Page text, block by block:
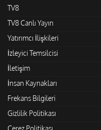
TV8
TV8 Canlı Yayın
Yatırımcı İlişkileri
İzleyici Temsilcisi
İletişim
İnsan Kaynakları
Frekans Bilgileri
Gizlilik Politikası
Çerez Politikası